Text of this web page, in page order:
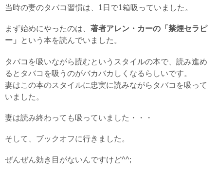
当時の妻のタバコ習慣は、1日で1箱吸っていました。
まず始めにやったのは、 著者アレン・カーの「禁煙セラピ
ー」
という本を読んでいました。
タバコを吸いながら読むというスタイルの本で、読み進め
るとタバコを吸うのがバカバカしくなるらしいです。
妻はこの本のスタイルに忠実に読みながらタバコを吸って
いました。
妻は読み終わっても吸っていました・・・
そして、ブックオフに行きました。
ぜんぜん効き目がないんですけど^^;